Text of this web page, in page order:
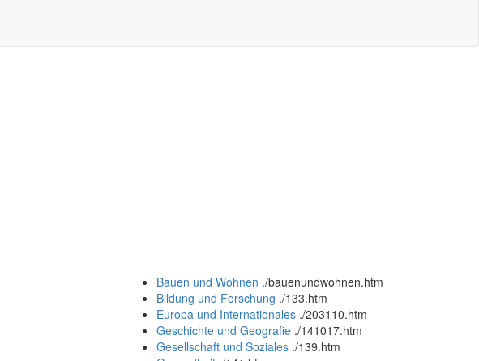
Bauen und Wohnen ./bauenundwohnen.htm
Bildung und Forschung ./133.htm
Europa und Internationales ./203110.htm
Geschichte und Geografie ./141017.htm
Gesellschaft und Soziales ./139.htm